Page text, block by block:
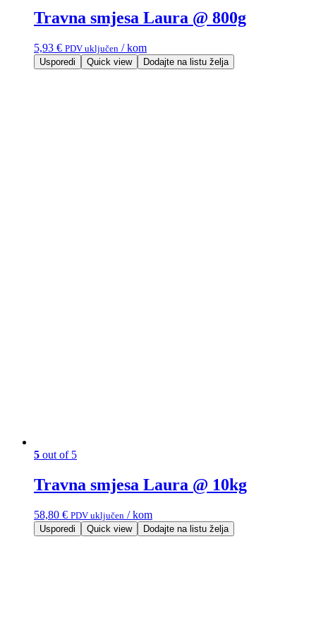
Travna smjesa Laura @ 800g
5,93 € PDV uključen / kom
Usporedi Quick view Dodajte na listu želja
5 out of 5
Travna smjesa Laura @ 10kg
58,80 € PDV uključen / kom
Usporedi Quick view Dodajte na listu želja